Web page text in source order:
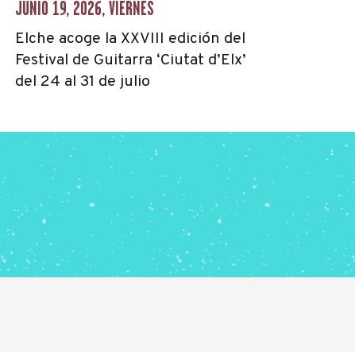
JUNIO 19, 2026, VIERNES
Elche acoge la XXVIII edición del
Festival de Guitarra ‘Ciutat d’Elx’
del 24 al 31 de julio